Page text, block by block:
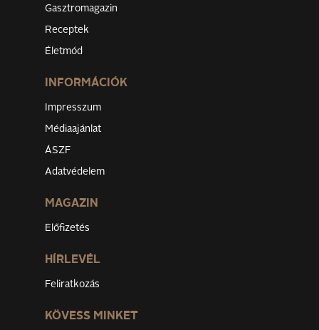
Gasztromagazin
Receptek
Életmód
INFORMÁCIÓK
Impresszum
Médiaajánlat
ÁSZF
Adatvédelem
MAGAZIN
Előfizetés
HÍRLEVÉL
Feliratkozás
KÖVESS MINKET